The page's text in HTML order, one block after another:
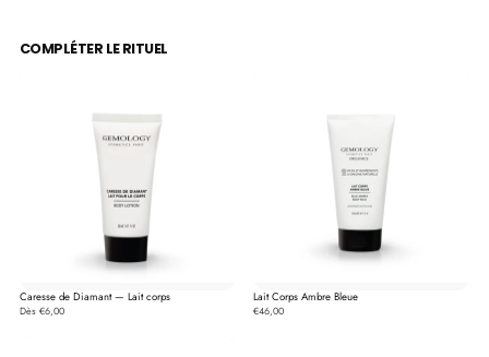
COMPLÉTER LE RITUEL
Caresse de Diamant — Lait corps
Dès €6,00
Lait Corps Ambre Bleue
€46,00